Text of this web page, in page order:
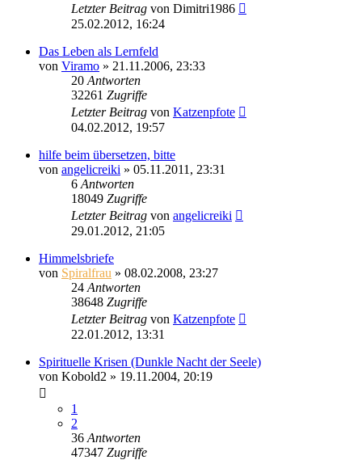
Letzter Beitrag von Dimitri1986
25.02.2012, 16:24
Das Leben als Lernfeld
von Viramo » 21.11.2006, 23:33
20 Antworten
32261 Zugriffe
Letzter Beitrag von Katzenpfote
04.02.2012, 19:57
hilfe beim übersetzen, bitte
von angelicreiki » 05.11.2011, 23:31
6 Antworten
18049 Zugriffe
Letzter Beitrag von angelicreiki
29.01.2012, 21:05
Himmelsbriefe
von Spiralfrau » 08.02.2008, 23:27
24 Antworten
38648 Zugriffe
Letzter Beitrag von Katzenpfote
22.01.2012, 13:31
Spirituelle Krisen (Dunkle Nacht der Seele)
von Kobold2 » 19.11.2004, 20:19
1
2
36 Antworten
47347 Zugriffe